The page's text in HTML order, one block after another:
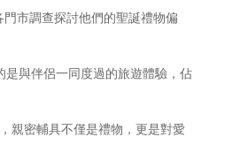
市調查探討他們的聖誕禮物偏
與伴侶一同度過的旅遊體驗，佔
親密輔具不僅是禮物，更是對愛